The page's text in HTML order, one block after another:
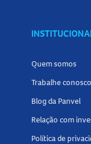
Quem somos
Trabalhe conosco
Blog da Panvel
Relação com
Política de